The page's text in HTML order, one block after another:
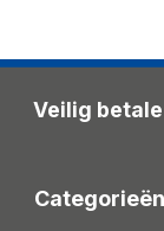
Veilig
Categorieën